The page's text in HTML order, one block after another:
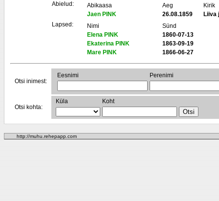
Abielud: Abikaasa Aeg
Kirik
Jaen PINK
26.08.1859
Liiva
Lapsed:
Nimi
Sünd
Elena PINK
1860-07-13
Ekaterina PINK
1863-09-19
Mare PINK
1866-06-27
Otsi inimest:
Eesnimi Perenimi
Otsi kohta:
Küla Koht
http://muhu.rehepapp.com